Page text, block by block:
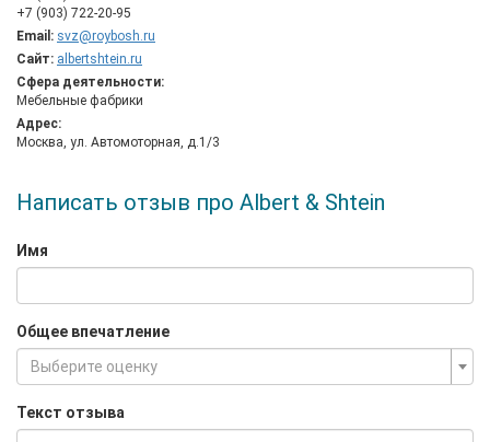
+7 (903) 722-20-95
Email: svz@roybosh.ru
Сайт: albertshtein.ru
Сфера деятельности:
Мебельные фабрики
Адрес:
Москва, ул. Автомоторная, д.1/3
Написать отзыв про Albert & Shtein
Имя
Общее впечатление
Выберите оценку
Текст отзыва